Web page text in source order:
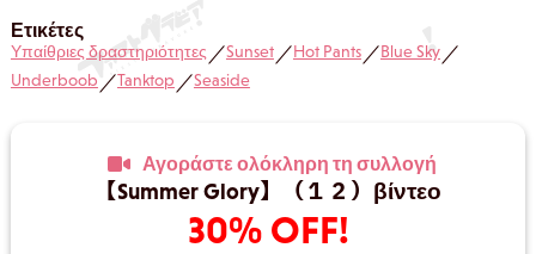
Ετικέτες
Υπαίθριες δραστηριότητες／Sunset／Hot Pants／Blue Sky／
Underboob／Tanktop／Seaside
Αγοράστε ολόκληρη τη συλλογή
【Summer Glory】（１２）βίντεο
30% OFF!